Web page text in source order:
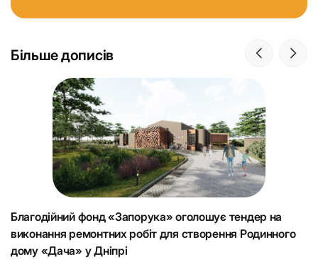
Більше дописів
Благодійний фонд «Запорука» оголошує тендер на
виконання ремонтних робіт для створення Родинного
дому «Дача» у Дніпрі